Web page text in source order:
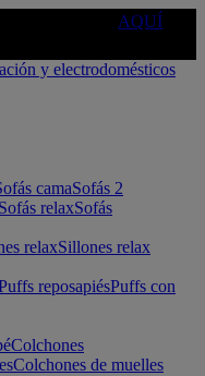
AQUÍ
camaSofás 2
Sofás relaxSofás
relaxSillones relax
reposapiésPuffs con
Colchones
Colchones de muelles